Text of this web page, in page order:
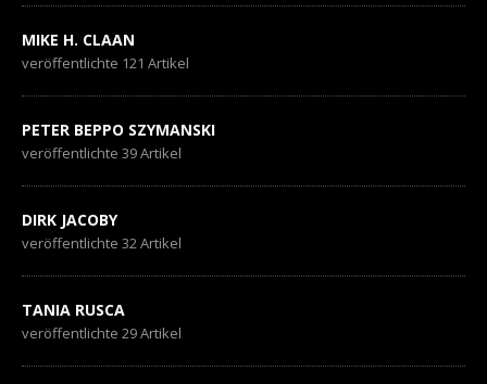
MIKE H. CLAAN
veröffentlichte 121 Artikel
PETER BEPPO SZYMANSKI
veröffentlichte 39 Artikel
DIRK JACOBY
veröffentlichte 32 Artikel
TANIA RUSCA
veröffentlichte 29 Artikel